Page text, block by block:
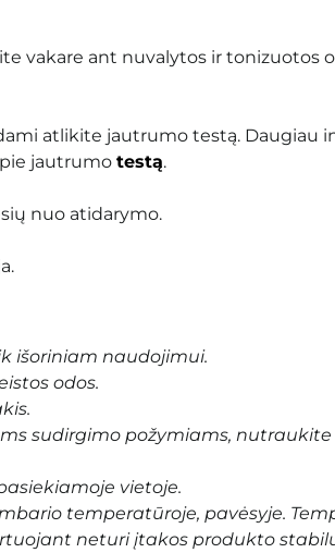
vakare ant nuvalytos ir tonizuotos
atlikite jautrumo testą. Daugiau
jautrumo testą.
nuo atidarymo.
išoriniam naudojimui.
odos.
sudirgimo požymiams,
vietoje.
temperatūroje, pavėsyje.
neturi įtakos produkto